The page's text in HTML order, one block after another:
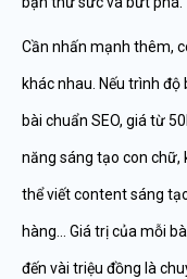
Cần nhấn mạnh thêm,
khác nhau. Nếu trình
bài chuẩn SEO, giá từ
năng sáng tạo con chữ,
thể viết content sáng
hàng… Giá trị của mỗi
đến vài triệu đồng là